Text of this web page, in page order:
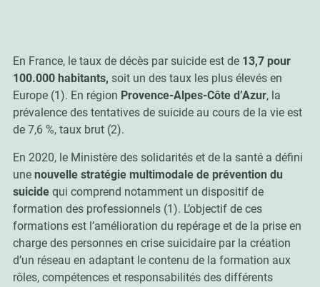
En France, le taux de décès par suicide est de 13,7 pour
100.000 habitants, soit un des taux les plus élevés en
Europe (1). En région Provence-Alpes-Côte d’Azur, la
prévalence des tentatives de suicide au cours de la vie est
de 7,6 %, taux brut (2).
En 2020, le Ministère des solidarités et de la santé a défini
une nouvelle stratégie multimodale de prévention du
suicidequi comprend notamment un dispositif de
formation des professionnels (1). L’objectif de ces
formations est l’amélioration du repérage et de la prise en
charge des personnes en crise suicidaire par la création
d’un réseau en adaptant le contenu de la formation aux
rôles, compétences et responsabilités des différents